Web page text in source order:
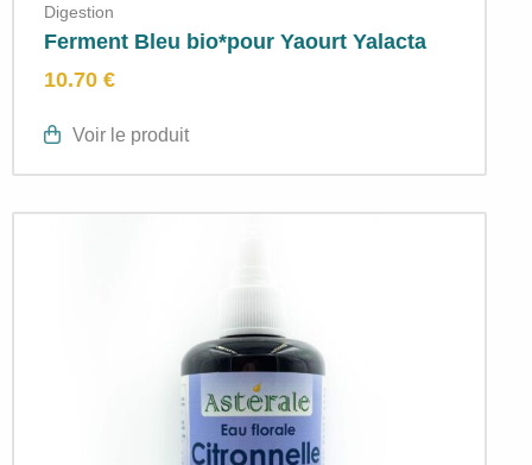
Digestion
Ferment Bleu bio*pour Yaourt Yalacta
10.70 €
Voir le produit